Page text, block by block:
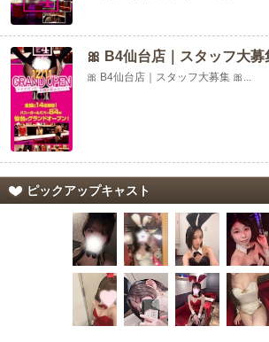
🎀 B4仙台店｜スタッフ大募
🎀 B4仙台店｜スタッフ大募集 🎀...
ピックアップキャスト